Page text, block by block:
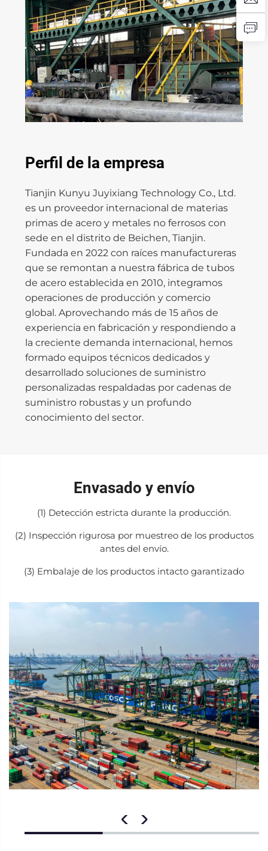
Perfil de la empresa
Tianjin Kunyu Juyixiang Technology Co., Ltd.
es un proveedor internacional de materias
primas de acero y metales no ferrosos con
sede en el distrito de Beichen, Tianjin.
Fundada en 2022 con raíces manufactureras
que se remontan a nuestra fábrica de tubos
de acero establecida en 2010, integramos
operaciones de producción y comercio
global. Aprovechando más de 15 años de
experiencia en fabricación y respondiendo a
la creciente demanda internacional, hemos
formado equipos técnicos dedicados y
desarrollado soluciones de suministro
personalizadas respaldadas por cadenas de
suministro robustas y un profundo
conocimiento del sector.
Envasado y envío
(1) Detección estricta durante la producción.
(2) Inspección rigurosa por muestreo de los productos
antes del envío.
(3) Embalaje de los productos intacto garantizado